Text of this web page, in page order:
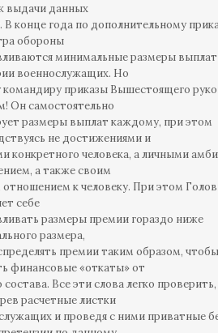
выдачи данных
В конце года по дополнительному
обороны
минимальные размеры
военнослужащих. Но
приказы Вышестоящего
Он самостоятельно
размеры выплат каждому, при этом
не достижениями и
конкретного человека, а личными
а также своим
к человеку. При этом
себе
размеры премии гораздо ниже
размера,
премии таким образом, чтобы
финансовые «откаты» от
состава. Все эти слова легко проверить,
расчетные листки
и проведя с ними приватные